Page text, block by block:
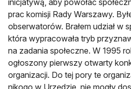
inicjatywą, aby powołać
prac komisji Rady Warszawy.
obserwatorów. Brałem udział w
która wypracowała tryb
na zadania społeczne. W 1995
ogłoszony pierwszy otwarty
organizacji. Do tej pory te